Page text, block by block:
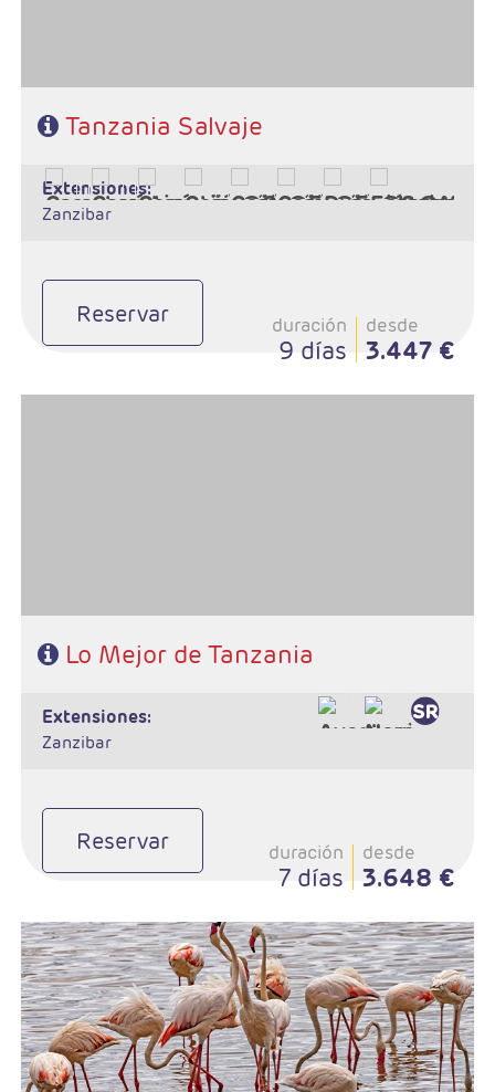
Tanzania Salvaje
extensiones:
Zanzibar
Reservar duración
9 días
desde
3.447 €
Lo Mejor de Tanzania
extensiones:
Zanzibar
Reservar duración
7 días
desde
3.648 €
- Salidas: Martes
- Ruta: 1noche Campamento Masai, 1 noche Tarangire, 2n
Serengeti, 1 noche Ngorongoro
- Régimen: Pensión completa
- A destacar: Visado a la entrada del país.